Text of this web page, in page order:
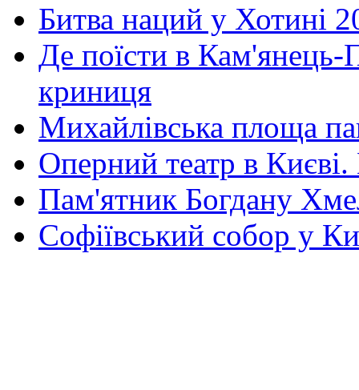
Битва наций у Хотині
Де поїсти в Кам'янець-
криниця
Михайлівська площа
Оперний театр в
Пам'ятник Богдану
Софіївський собор у